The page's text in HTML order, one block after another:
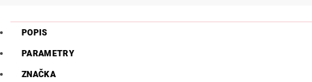
POPIS
PARAMETRY
ZNAČKA